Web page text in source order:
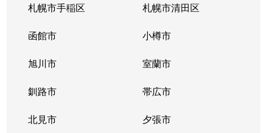
札幌市手稲区 札幌市清田区
函館市 小樽市
旭川市 室蘭市
釧路市 帯広市
北見市 夕張市